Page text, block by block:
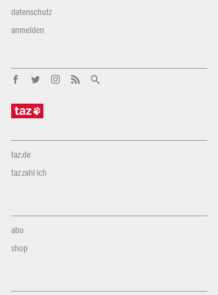
datenschutz
anmelden
taz.de
taz zahl ich
abo
shop